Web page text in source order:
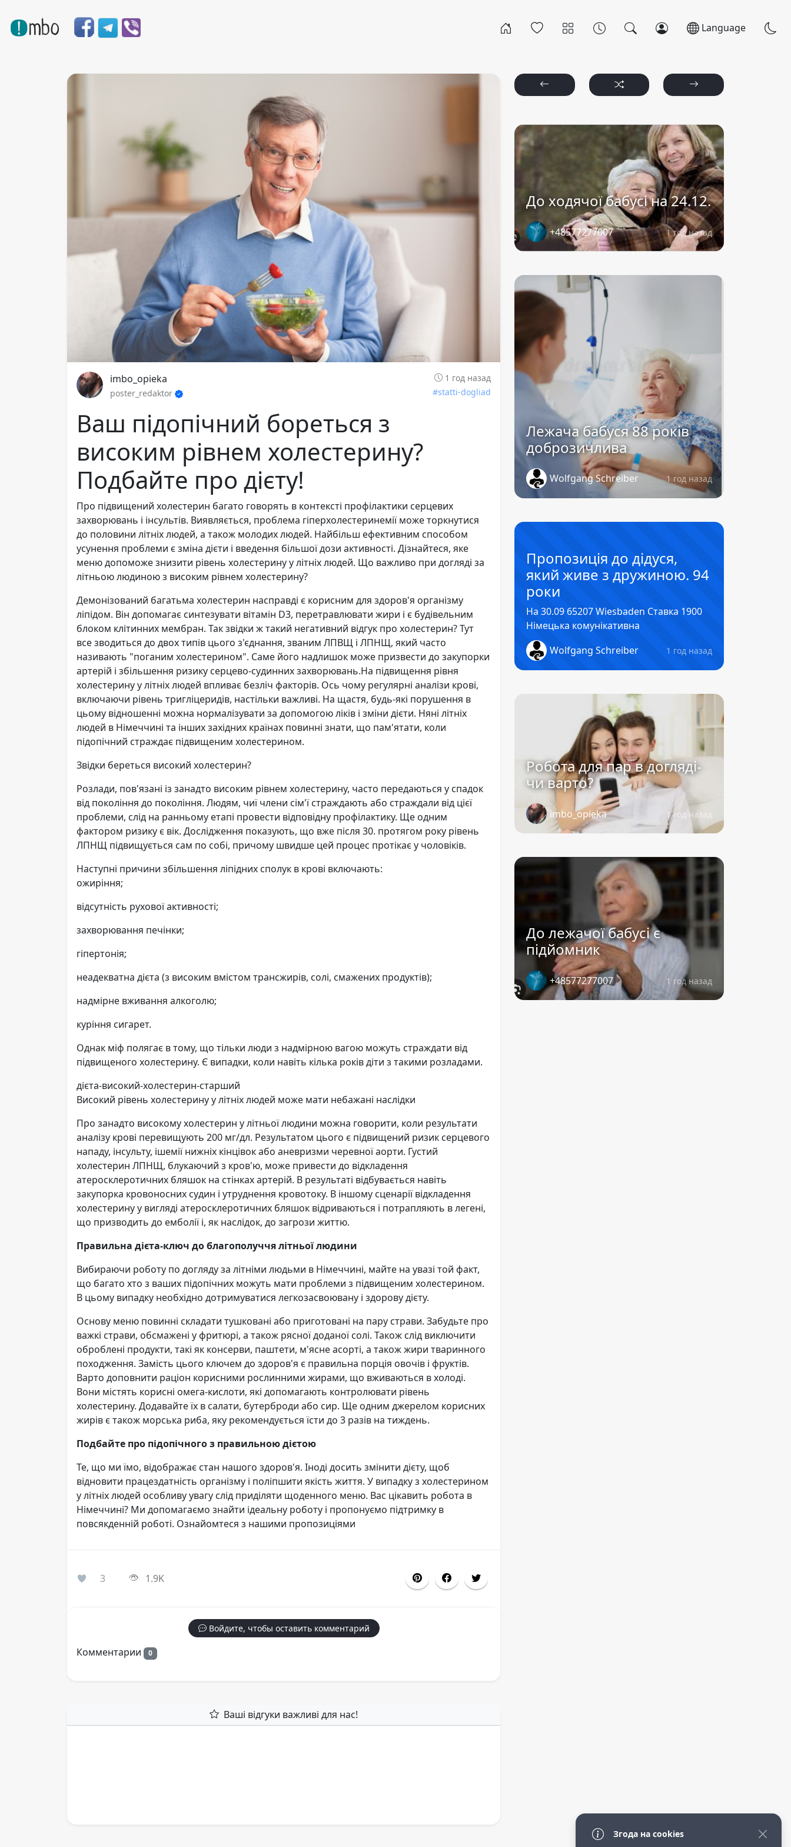
Language
imbo_opieka
1 год назад
poster_redaktor
#statti-dogliad
Ваш підопічний бореться з
високим рівнем холестерину?
Подбайте про дієту!
Про підвищений холестерин багато говорять в контексті профілактики серцевих
захворювань і інсультів. Виявляється, проблема гіперхолестеринемії може торкнутися
до половини літніх людей, а також молодих людей. Найбільш ефективним способом
усунення проблеми є зміна дієти і введення більшої дози активності. Дізнайтеся, яке
меню допоможе знизити рівень холестерину у літніх людей. Що важливо при догляді за
літньою людиною з високим рівнем холестерину?
Демонізований багатьма холестерин насправді є корисним для здоров'я організму
ліпідом. Він допомагає синтезувати вітамін D3, перетравлювати жири і є будівельним
блоком клітинних мембран. Так звідки ж такий негативний відгук про холестерин? Тут
все зводиться до двох типів цього з'єднання, званим ЛПВЩ і ЛПНЩ, який часто
називають "поганим холестерином". Саме його надлишок може призвести до закупорки
артерій і збільшення ризику серцево-судинних захворювань.На підвищення рівня
холестерину у літніх людей впливає безліч факторів. Ось чому регулярні аналізи крові,
включаючи рівень тригліцеридів, настільки важливі. На щастя, будь-які порушення в
цьому відношенні можна нормалізувати за допомогою ліків і зміни дієти. Няні літніх
людей в Німеччині та інших західних країнах повинні знати, що пам'ятати, коли
підопічний страждає підвищеним холестерином.
Звідки береться високий холестерин?
Розлади, пов'язані із занадто високим рівнем холестерину, часто передаються у спадок
від покоління до покоління. Людям, чиї члени сім'ї страждають або страждали від цієї
проблеми, слід на ранньому етапі провести відповідну профілактику. Ще одним
фактором ризику є вік. Дослідження показують, що вже після 30. протягом року рівень
ЛПНЩ підвищується сам по собі, причому швидше цей процес протікає у чоловіків.
Наступні причини збільшення ліпідних сполук в крові включають:
ожиріння;
відсутність рухової активності;
захворювання печінки;
гіпертонія;
неадекватна дієта (з високим вмістом трансжирів, солі, смажених продуктів);
надмірне вживання алкоголю;
куріння сигарет.
Однак міф полягає в тому, що тільки люди з надмірною вагою можуть страждати від
підвищеного холестерину. Є випадки, коли навіть кілька років діти з такими розладами.
дієта-високий-холестерин-старший
Високий рівень холестерину у літніх людей може мати небажані наслідки
Про занадто високому холестерин у літньої людини можна говорити, коли результати
аналізу крові перевищують 200 мг/дл. Результатом цього є підвищений ризик серцевого
нападу, інсульту, ішемії нижніх кінцівок або аневризми черевної аорти. Густий
холестерин ЛПНЩ, блукаючий з кров'ю, може привести до відкладення
атеросклеротичних бляшок на стінках артерій. В результаті відбувається навіть
закупорка кровоносних судин і утруднення кровотоку. В іншому сценарії відкладення
холестерину у вигляді атеросклеротичних бляшок відриваються і потрапляють в легені,
що призводить до емболії і, як наслідок, до загрози життю.
Правильна дієта-ключ до благополуччя літньої людини
Вибираючи роботу по догляду за літніми людьми в Німеччині, майте на увазі той факт,
що багато хто з ваших підопічних можуть мати проблеми з підвищеним холестерином.
В цьому випадку необхідно дотримуватися легкозасвоювану і здорову дієту.
Основу меню повинні складати тушковані або приготовані на пару страви. Забудьте про
важкі страви, обсмажені у фритюрі, а також рясної доданої солі. Також слід виключити
оброблені продукти, такі як консерви, паштети, м'ясне асорті, а також жири тваринного
походження. Замість цього ключем до здоров'я є правильна порція овочів і фруктів.
Варто доповнити раціон корисними рослинними жирами, що вживаються в холоді.
Вони містять корисні омега-кислоти, які допомагають контролювати рівень
холестерину. Додавайте їх в салати, бутерброди або сир. Ще одним джерелом корисних
жирів є також морська риба, яку рекомендується їсти до 3 разів на тиждень.
Подбайте про підопічного з правильною дієтою
Те, що ми їмо, відображає стан нашого здоров'я. Іноді досить змінити дієту, щоб
відновити працездатність організму і поліпшити якість життя. У випадку з холестерином
у літніх людей особливу увагу слід приділяти щоденного меню. Вас цікавить робота в
Німеччині? Ми допомагаємо знайти ідеальну роботу і пропонуємо підтримку в
повсякденній роботі. Ознайомтеся з нашими пропозиціями
3 1.9K
Войдите, чтобы оставить комментарий
Комментарии 0
Ваші відгуки важливі для нас!
До ходячої бабусі на 24.12.
+48577277007 1 год назад
Лежача бабуся 88 років
доброзичлива
Wolfgang Schreiber 1 год назад
Пропозиція до дідуся,
який живе з дружиною. 94
роки
На 30.09 65207 Wiesbaden Ставка 1900
Німецька комунікативна
Wolfgang Schreiber
1 год назад
Робота для пар в догляді-
чи варто?
imbo_opieka 1 год назад
До лежачої бабусі є
підйомник
+48577277007 1 год назад
Згода на cookies